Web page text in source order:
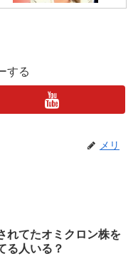
する
メリ
れてたオミクロン株を
る人いる？